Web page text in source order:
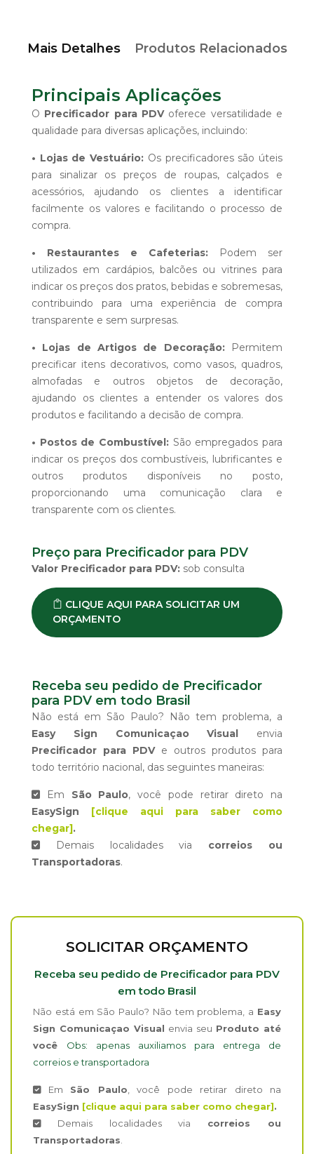
Mais Detalhes Produtos Relacionados
Principais Aplicações
O Precificador para PDVoferece versatilidade e
qualidade para diversas aplicações, incluindo:
• Lojas de Vestuário: Os precificadores são úteis
para sinalizar os preços de roupas, calçados e
acessórios, ajudando os clientes a identificar
facilmente os valores e facilitando o processo de
compra.
• Restaurantes e Cafeterias: Podem ser
utilizados em cardápios, balcões ou vitrines para
indicar os preços dos pratos, bebidas e sobremesas,
contribuindo para uma experiência de compra
transparente e sem surpresas.
• Lojas de Artigos de Decoração:Permitem
precificar itens decorativos, como vasos, quadros,
almofadas e outros objetos de decoração,
ajudando os clientes a entender os valores dos
produtos e facilitando a decisão de compra.
• Postos de Combustível: São empregados para
indicar os preços dos combustíveis, lubrificantes e
outros produtos disponíveis no posto,
proporcionando uma comunicação clara e
transparente com os clientes.
Preço para Precificador para PDV
Valor Precificador para PDV: sob consulta
CLIQUE AQUI PARA SOLICITAR UM
ORÇAMENTO
Receba seu pedido de Precificador
para PDV em todo Brasil
Não está em São Paulo? Não tem problema, a
Easy Sign Comunicaçao Visual envia
Precificador para PDV e outros produtos para
todo território nacional, das seguintes maneiras:
Em São Paulo, você pode retirar direto na
EasySign [clique aqui para saber como
chegar].
Demais localidades via correios ou
Transportadoras.
SOLICITAR ORÇAMENTO
Receba seu pedido de Precificador para PDV
em todo Brasil
Não está em São Paulo? Não tem problema, a Easy
Sign Comunicaçao Visual envia seu Produto até
você Obs: apenas auxiliamos para entrega de
correios e transportadora
Em São Paulo , você pode retirar direto na
EasySign [clique aqui para saber como chegar].
Demais localidades via correios ou
Transportadoras